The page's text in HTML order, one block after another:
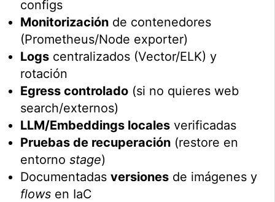
configs
Monitorización de contenedores
(Prometheus/Node exporter)
Logs centralizados (Vector/ELK) y
rotación
Egress controlado (si no quieres web
search/externos)
LLM/Embeddings locales verificadas
Pruebas de recuperación (restore en
entornostage)
Documentadasversiones de imágenes y
flows en IaC